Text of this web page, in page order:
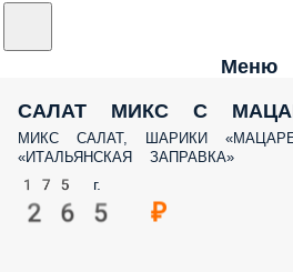
Меню
САЛАТ МИКС С
МИКС САЛАТ, ШАРИКИ
«ИТАЛЬЯНСКАЯ ЗАПРАВКА»
175 г.
265 ₽